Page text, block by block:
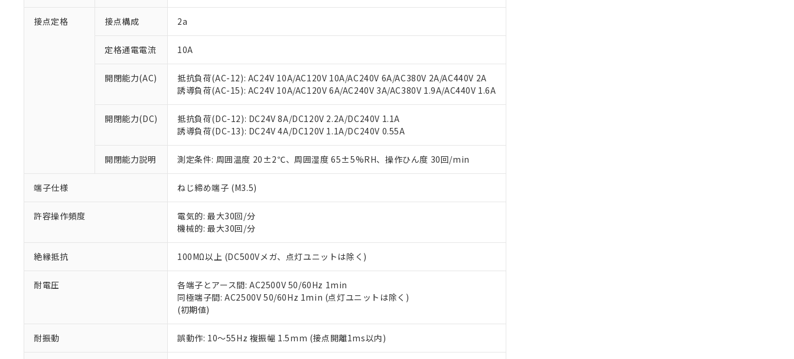
接点定格 接点構成 2a
定格通電電流 10A
開閉能力(AC)
抵抗負荷(AC-12): AC24V 10A/AC120V 10A/AC240V 6A/AC380V 2A/AC440V 2A
誘導負荷(AC-15): AC24V 10A/AC120V 6A/AC240V 3A/AC380V 1.9A/AC440V 1.6A
開閉能力(DC)
抵抗負荷(DC-12): DC24V 8A/DC120V 2.2A/DC240V 1.1A
誘導負荷(DC-13): DC24V 4A/DC120V 1.1A/DC240V 0.55A
開閉能力説明 測定条件: 周囲温度 20±2℃、周囲湿度 65±5%RH、操作ひん度 30回/min
端子仕様 ねじ締め端子 (M3.5)
許容操作頻度
電気的: 最大30回/分
機械的: 最大30回/分
絶縁抵抗 100MΩ以上 (DC500Vメガ、点灯ユニットは除く)
耐電圧
各端子とアース間: AC2500V 50/60Hz 1min
同極端子間: AC2500V 50/60Hz 1min (点灯ユニットは除く)
(初期値)
耐振動 誤動作: 10～55Hz 複振幅 1.5mm (接点開離1ms以内)
当社制御機器事業取扱商品の中には、本サービスの対象外となる商品もあることをご了承ください。
のであり、閲覧された時点での実際の在庫および標準価格とは異なる場合があることをご了承くださ
当社販売員にご相談ください。
オムロン制御機器販売店や当社販売拠点は「販売ネットワーク
」をご確認ください。
在庫状況および標準価格結果を当社の事前の承諾なく第三者に漏洩または開示しないようお願いしま
マイパーツ機能（部品リスト作成サービス）をご利用いただくには、I-Webメンバーズにご登録され
ている必要があります。
お客様が当ウェブサイト上で当社にご登録された部品リストについて、当社および当社の共同利用者
が、当社の製品・サービスに関するお客様との取引・商談に必要な範囲で利用することをご了承くだ
さい。
※当社の共同利用者とは、
いる法人を指します。
フタル酸エステル類の４物質については閾値を超える意図的な使用がないことを確認しています。
※2 対応予定月
部品在庫の切り替え状況などにより、予定月が前後することがあります。
※3 非含有証明書ダウンロード
下記の非含有証明書をダウンロードすることができます。
51物質の非含有証明書（当社基準）
※本証明書は発行日時点で非含有を証明するもので、過去に遡って非含有を証明するものではありません。
また、RoHS指令のフタル酸エステル類４物質の対応では、対応完了までの期間は出荷製品に未対応品が
混在することから備考欄に対応日を記載しておりました。
既に当社にて対応品への在庫切替を完了していることから、特段のことがない限り、2022年1月12日よ
り割愛しております。
Cr(Ⅵ)(六価クロム) : 1000ppm、 PBBs(ポリ臭化ビフェニル類) : 1000ppm、 PBDEs(ポリ臭化ジフェニルエーテル類) : 1000ppm、
DBP(フタル酸ジブチル) : 1000ppm、 DIBP(フタル酸ジイソブチル) : 1000ppm、 BBP(フタル酸ブチルベンジル) : 1000ppm、
DEHP(フタル酸ビス(2-エチルヘキシル)) : 1000ppm
※2 環境保護使用期限
「ｅ」：有害物質（10物質）のすべてが基準値以下であることを示します。
「10」：通常の使用状況下において有害物質が外部に漏えいし、環境に深刻な影響を及ぼさない年数を意
味します。
などの必要な手続きをとります。
ます。
置等に一切使用いたしません。
当社は、貴社製品を第三者に販売する場合は、上記1、2および3の内容を当該第三者に通知します。
また当社は、販売先および販売に係わる関係者が違法に輸出するおそれがある場合は、取り引きをい
たしません。
合意する キャンセル
△ 一定数には満たないが在庫あり
機器販売店・当社販売員にご確認ください)
白